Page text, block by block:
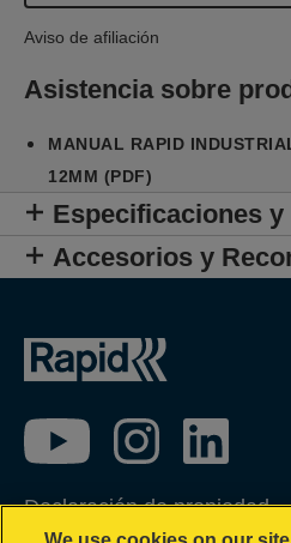
Aviso de afiliación
Asistencia sobre
MANUAL RAPID
12MM (PDF)
Especificaciones
Accesorios y
Declaración de propiedad